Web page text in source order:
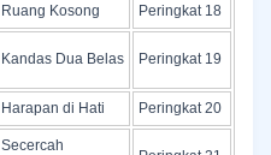
Ruang Kosong Peringkat 18
Kandas Dua Belas Peringkat 19
Harapan di Hati Peringkat 20
Secercah